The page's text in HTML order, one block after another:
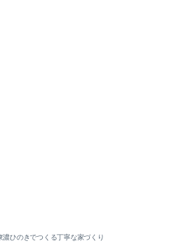
濃ひのきでつくる丁寧な家づくり